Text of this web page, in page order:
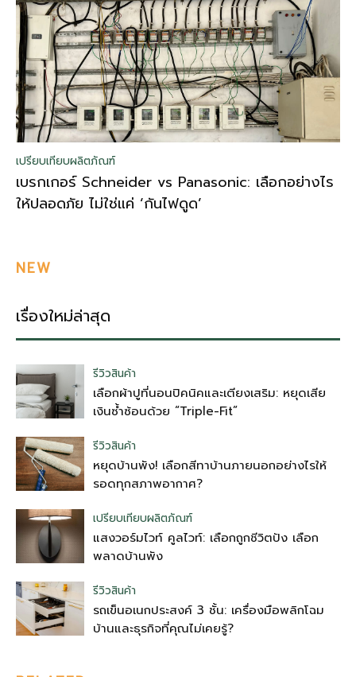
เปรียบเทียบผลิตภัณฑ์
เบรกเกอร์ Schneider vs Panasonic: เลือกอย่างไร
ให้ปลอดภัย ไม่ใช่แค่ ‘กันไฟดูด’
NEW
เรื่องใหม่ล่าสุด
รีวิวสินค้า
เลือกผ้าปูที่นอนปิคนิคและเตียงเสริม: หยุดเสีย
เงินซ้ำซ้อนด้วย “Triple-Fit”
รีวิวสินค้า
หยุดบ้านพัง! เลือกสีทาบ้านภายนอกอย่างไรให้
รอดทุกสภาพอากาศ?
เปรียบเทียบผลิตภัณฑ์
แสงวอร์มไวท์ คูลไวท์: เลือกถูกชีวิตปัง เลือก
พลาดบ้านพัง
รีวิวสินค้า
รถเข็นอเนกประสงค์ 3 ชั้น: เครื่องมือพลิกโฉม
บ้านและธุรกิจที่คุณไม่เคยรู้?